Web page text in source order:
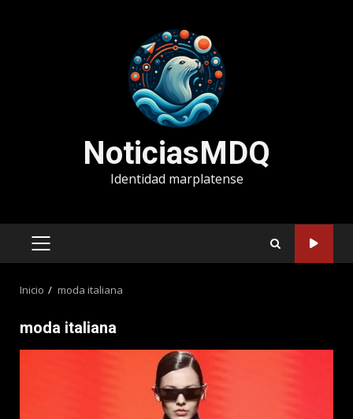
NoticiasMDQ
Identidad marplatense
MENÚ
Inicio moda italiana
moda italiana